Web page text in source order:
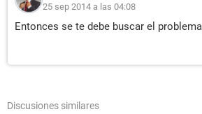
25 sep 2014 a las 04:08
Entonces se te debe buscar el
Discusiones similares